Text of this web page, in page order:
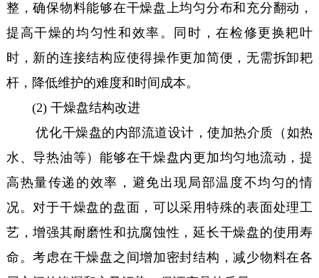
整，确保物料能够在干燥盘上均匀分布和充分翻动，
提高干燥的均匀性和效率。同时，在检修更换耙叶
时，新的连接结构应使得操作更加简便，无需拆卸耙
杆，降低维护的难度和时间成本。
(2) 干燥盘结构改进
优化干燥盘的内部流道设计，使加热介质（如热
水、导热油等）能够在干燥盘内更加均匀地流动，提
高热量传递的效率，避免出现局部温度不均匀的情
况。对于干燥盘的盘面，可以采用特殊的表面处理工
艺，增强其耐磨性和抗腐蚀性，延长干燥盘的使用寿
命。考虑在干燥盘之间增加密封结构，减少物料在各